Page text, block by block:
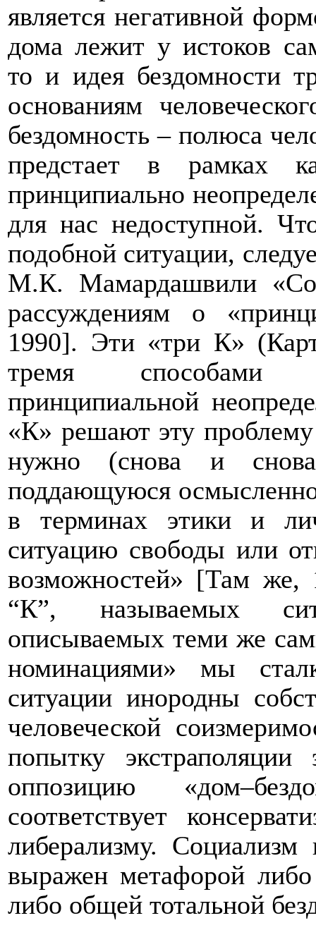
является негативной
дома лежит у истоков
то и идея бездомности
основаниям
бездомность – полюса
предстает в рамках
принципиально
для нас недоступной.
подобной ситуации,
М.К. Мамардашвили
рассуждениям о
1990]. Эти «три К»
тремя способами
принципиальной
«К» решают эту
нужно (снова и
поддающуюся
в терминах этики и
ситуацию свободы или
возможностей» [Там же,
“К”, называемых
описываемых теми же
номинациями» мы
ситуации инородны
человеческой
попытку
оппозицию «дом–
соответствует
либерализму.
выражен метафорой
либо общей тотальной